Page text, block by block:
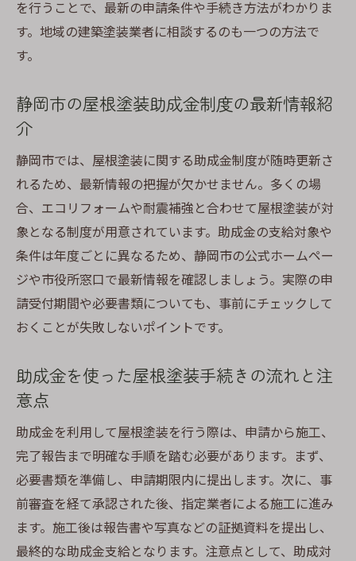
を行うことで、最新の申請条件や手続き方法がわかりま
す。地域の建築塗装業者に相談するのも一つの方法で
す。
静岡市の屋根塗装助成金制度の最新情報紹
介
静岡市では、屋根塗装に関する助成金制度が随時更新さ
れるため、最新情報の把握が欠かせません。多くの場
合、エコリフォームや耐震補強と合わせて屋根塗装が対
象となる制度が用意されています。助成金の支給対象や
条件は年度ごとに異なるため、静岡市の公式ホームペー
ジや市役所窓口で最新情報を確認しましょう。実際の申
請受付期間や必要書類についても、事前にチェックして
おくことが失敗しないポイントです。
助成金を使った屋根塗装手続きの流れと注
意点
助成金を利用して屋根塗装を行う際は、申請から施工、
完了報告まで明確な手順を踏む必要があります。まず、
必要書類を準備し、申請期限内に提出します。次に、事
前審査を経て承認された後、指定業者による施工に進み
ます。施工後は報告書や写真などの証拠資料を提出し、
最終的な助成金支給となります。注意点として、助成対